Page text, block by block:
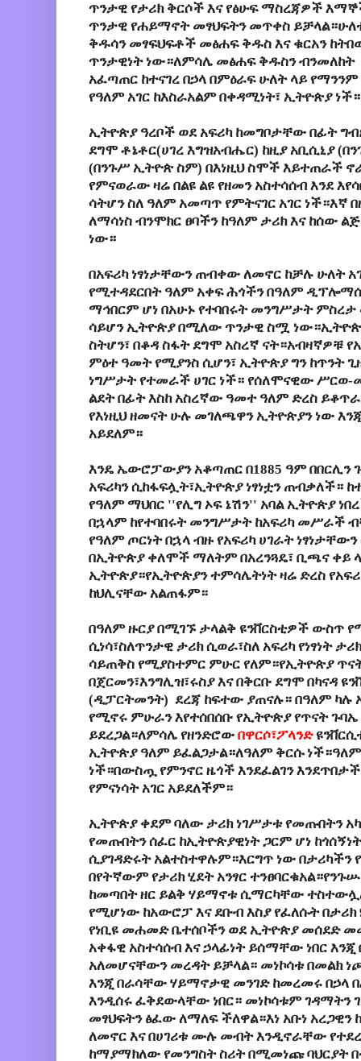
ጥንታዊ የታሪክ ቅርሶች እና የፅሁፍ ማስረጃዎች
ጥንታዊ የሐይማኖት መፃህፍትን መጥቀስ
ቅዱሳን መፃፍህፍቶች መፅሐፍ ቅዱስ እና ቁርአን
ጥንታዊነት ነው።ለምሳሌ መፅሐፍ ቅዱስን ብንመለከት
አፈጣጠር ከተናገረ በኃላ በምዕራፍ ሁለት ላይ
የዓለም አገር ከእስራአልም በቀዳሚነት፣ ኢትዮጵያ ነች።
ኢትዮጵያ ዓረቦች ወደ አፍሪካ ከመግቦታቸው በፊት
ደግሞ ቶኔቶር(ሀገረ እግዝአብሔር) ከዚያ አቢሲኒያ(
(በንጉሥ ኢትዮጵ ስም) በእነዚህ ስሞች እይተጠራች
የምናወራው ዛሬ በልዩ ልዩ የዘመን አስተሳሰብ እንደ
ሳትሆን ስለ ዓለም አመጣጥ የምትናገር አገር ነች።እኛ
ለማሳነስ ብንሞክር ፀባችን ከዓለም ታሪክ እና ከሰው
ነው።
በአፍሪካ ነፃነታቸውን ጠብቀው ለመኖር ከቻሉ ሁለት
የሚተዳደርበት ዓለም አቀፍ ሕጎችን በዓለም
ማኅበርም ሆነ በአሁኑ የተባበሩት መንግሥታት
ሳይሆን ኢትዮጵያ በሚለው ጥንታዊ ስሟ
ስትሆን፣ በቆዳ ስፋት ደግሞ አስረኛ ናት።አብዛኛዎቹ
ምዕተ ዓመት የሚያንስ ሲሆን፣ ኢትዮጵያ ግን ከጥንት
ነግሥታት የተመራች ሀገር ነች። የሰለሞናዊው ሥርወ-
ልደት በፊት እስከ አስረኛው ዓመተ ዓለም ድረስ
የእነዚህ ዘመናት ሁሉ መገለጫዋን ኢትዮጵያን ነው
አይደለም።
እንዴ ኤውሮፓውያን አቆጣጠር በ1885 ዓም በበርሊን
አፍሪካን ሲከፋፍሏት፣ኢትዮጵያ ነፃነቷን ጠብቃለች።
የዓለም ማህበር ''የሊግ ኦፍ ኔሽን'' አባልኢትዮጵያ
በኋላም ከየተባበሩት መንግሥታትከአፍሪካ መሥራች
የዓለም ጦርነት በኋላ ብዙ የአፍሪካ ሀገራት ነፃነታቸውን
በኢትዮጵያ ቀለሞች ማለትም በአረንጓዴ፣ ቢጫና ቀይ
ኢትዮጵያ።የኢትዮጵያን ተምሳሌትነት ዛሬ ድረስ
ከህሊናቸው አልጠፋም።
በዓለም ዙርያ በሚገኙ ታላልቅ ዩንቨርስቲዎች ውስጥ
ሲነሳ፣ስለጥንታዊ ታሪክ ሲወራ፣ስለ አፍሪካ የነፃነት
ሳይጠቅስ የሚያስተምር ምሁር የለም።የኢትዮጵያ
በጀርመን፣እንግሊዝ፣ሩስያ እና በቅርቡ ደግሞ በካናዳ
(ዲፓርትመንት) ደረጃ ከፍተው ያጠናሉ። በዓለም ካሉ
የሚኖሩ ምሁራን እየተሰበሰቡ የኢትዮጵያ የጥናት
ይደረጋል።ለምሳሌ የዘንድሮውበዋርሶ፣ፖላንድ
ኢትዮጵያ ዓለም ይፈልጋታል።ለዓለም ቅርሱ
ነች።በውስጧ የምንኖር ዜጎች እንደፈልገን
የምናነሳት አገር አይደለችም።
ኢትዮጵያ ቀደም ባለው ታሪክ ነገሥታቱ የመጡበትን
የመጡበትን ሰፈር ከኢትዮጵያዊነት ጋርም ሆነ ከጎሰኝነት
ሲያገዳድሩትአልተስተዋሉም።እርግጥ ነው በታሪካችን
በየትኛውም የታሪክ ሂደት አንፃር ተንፀባርቁአል።የንጉሡ
ከመጣበት ዘር ይልቅ ሃይማኖቱሲማርካቸው
የሚሆነው ከአውሮፓ እና ደቡብ እስያ የፈለሱት በታሪክ
የነቢዩ መሐመድ ቤተሰቦችን ወደ ኢትዮጵያ መሰደድ
አቀፋዊ አስተሳሰብ እና ኃላፊነት ይሰማቸው ነበር
አለመሆናቸውን መረዳት ይቻላል። መነኮሳቱ በመልክ
እንጂ በራሳቸው ሃይማኖታዊ መንገድ ከመረመሩ በኃላ
እንዲሰሩ ፈቅደውላቸው ነበር። መነኮሳቱም ገዳማትን
መፃህፍትን ፅፈው ለማለፍ ችለዋል።እነ አቡነ አረጋዊን
ለመኖር እና በሀገሪቱ ሙሉ መብት እንዲኖራቸው
ከማያማክለው የመንግስት ስሪት በሚመነጩ ባህርያት
ethnic
disintegration